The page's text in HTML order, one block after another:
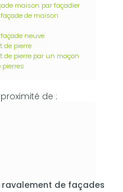
maison par façadier
de maison
neuve
de pierre
de pierre par un maçon
de :
de façades